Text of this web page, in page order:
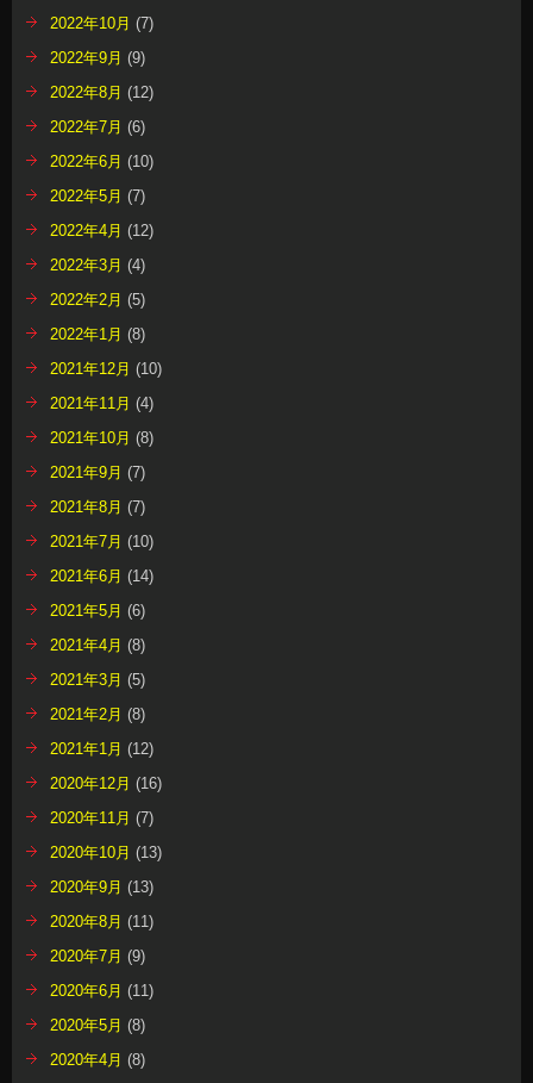
2022年10月 (7)
2022年9月 (9)
2022年8月 (12)
2022年7月 (6)
2022年6月 (10)
2022年5月 (7)
2022年4月 (12)
2022年3月 (4)
2022年2月 (5)
2022年1月 (8)
2021年12月 (10)
2021年11月 (4)
2021年10月 (8)
2021年9月 (7)
2021年8月 (7)
2021年7月 (10)
2021年6月 (14)
2021年5月 (6)
2021年4月 (8)
2021年3月 (5)
2021年2月 (8)
2021年1月 (12)
2020年12月 (16)
2020年11月 (7)
2020年10月 (13)
2020年9月 (13)
2020年8月 (11)
2020年7月 (9)
2020年6月 (11)
2020年5月 (8)
2020年4月 (8)